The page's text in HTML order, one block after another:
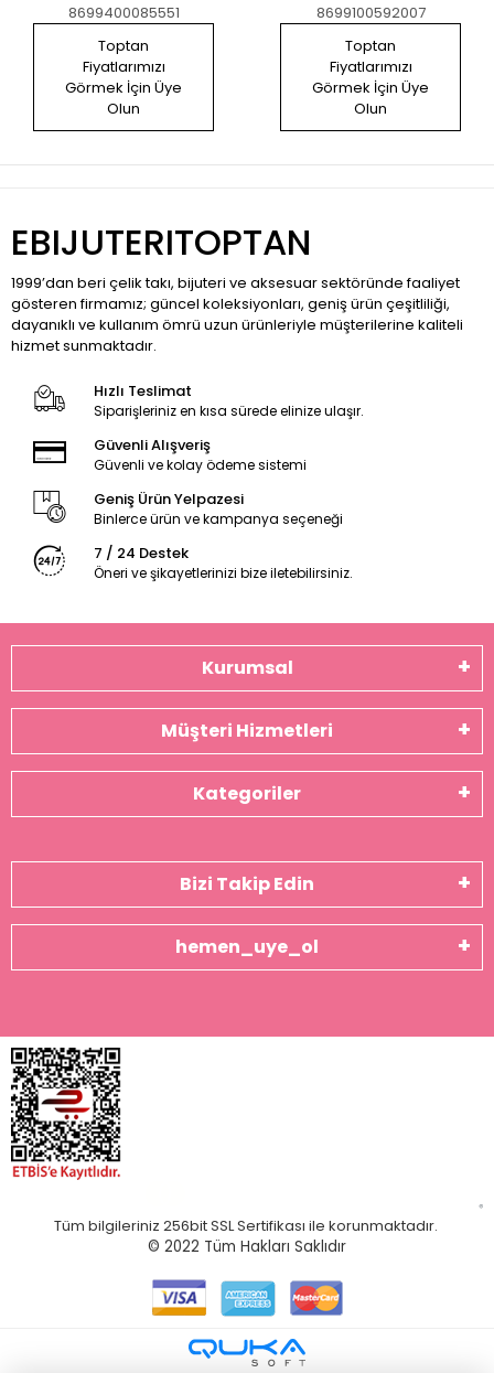
8699400085551
Toptan
Fiyatlarımızı
Görmek İçin Üye
Olun
8699100592007
Toptan
Fiyatlarımızı
Görmek İçin Üye
Olun
EBIJUTERITOPTAN
1999’dan beri çelik takı, bijuteri ve aksesuar sektöründe faaliyet
gösteren firmamız; güncel koleksiyonları, geniş ürün çeşitliliği,
dayanıklı ve kullanım ömrü uzun ürünleriyle müşterilerine kaliteli
hizmet sunmaktadır.
Hızlı Teslimat
Siparişleriniz en kısa sürede elinize ulaşır.
Güvenli Alışveriş
Güvenli ve kolay ödeme sistemi
Geniş Ürün Yelpazesi
Binlerce ürün ve kampanya seçeneği
7 / 24 Destek
Öneri ve şikayetlerinizi bize iletebilirsiniz.
Kurumsal
Müşteri Hizmetleri
Kategoriler
Bizi Takip Edin
hemen_uye_ol
Tüm bilgileriniz 256bit SSL Sertifikası ile korunmaktadır.
© 2022 Tüm Hakları Saklıdır